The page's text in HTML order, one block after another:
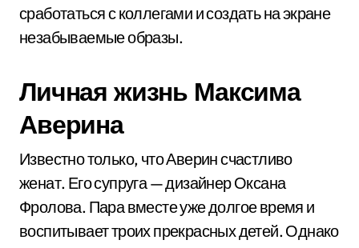
сработаться с коллегами и создать на экране
незабываемые образы.
Личная жизнь Максима
Аверина
Известно только, что Аверин счастливо
женат. Его супруга — дизайнер Оксана
Фролова. Пара вместе уже долгое время и
воспитывает троих прекрасных детей. Однако